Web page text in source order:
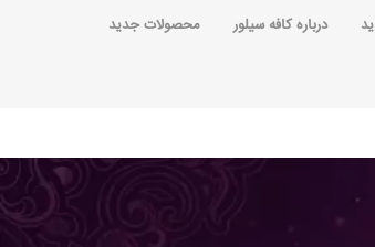
درباره کافه سیلور محصولات جدید